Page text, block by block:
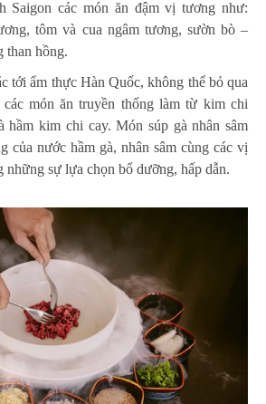
Saigon các món ăn đậm vị tương như:
tôm và cua ngâm tương, sườn bò –
than hồng.
tới ẩm thực Hàn Quốc, không thể bỏ qua
món ăn truyền thống làm từ kim chi
hầm kim chi cay. Món súp gà nhân sâm
của nước hầm gà, nhân sâm cùng các vị
những sự lựa chọn bổ dưỡng, hấp dẫn.